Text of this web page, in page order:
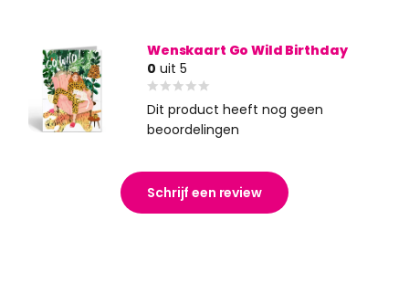
Wenskaart Go Wild Birthday
0 uit 5
Dit product heeft nog geen
beoordelingen
Schrijf een review